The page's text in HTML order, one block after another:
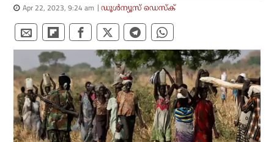
Apr 22, 2023, 9:24 am ഡൂള്‍ന്യൂസ് ഡെസ്‌ക്